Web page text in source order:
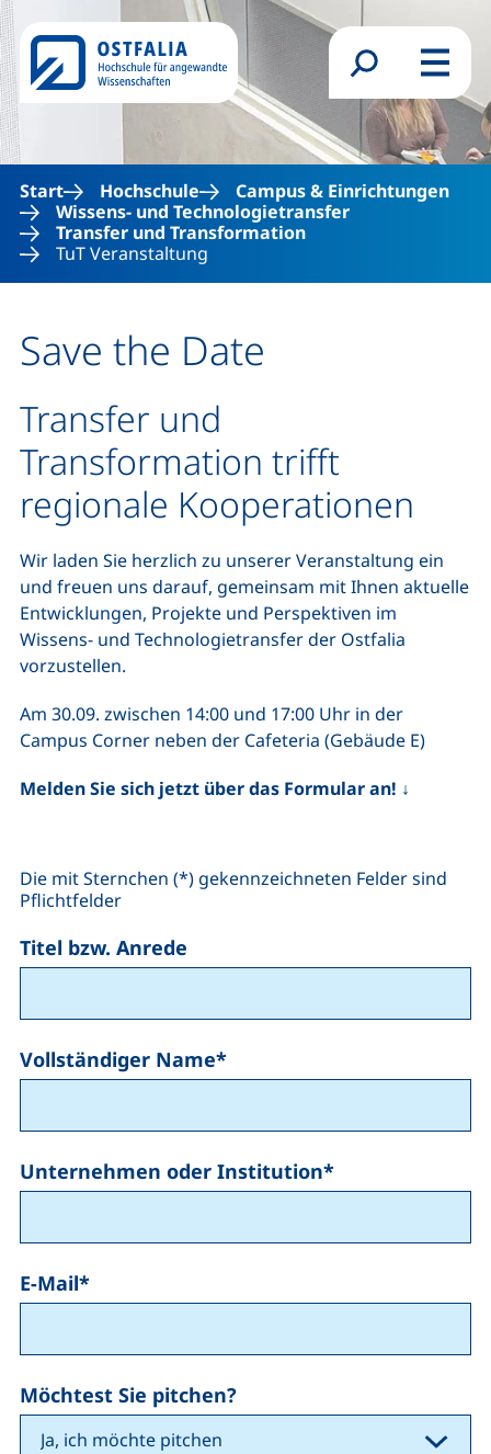
Direkt zum Inhalt
Suchformular
Menü
Start Hochschule
Campus & Einrichtungen
Wissens- und Technologietransfer
Transfer und Transformation
TuT Veranstaltung
Save the Date
Transfer und
Transformation trifft
regionale Kooperationen
Wir laden Sie herzlich zu unserer Veranstaltung ein
und freuen uns darauf, gemeinsam mit Ihnen aktuelle
Entwicklungen, Projekte und Perspektiven im
Wissens- und Technologietransfer der Ostfalia
vorzustellen.
Am 30.09. zwischen 14:00 und 17:00 Uhr in der
Campus Corner neben der Cafeteria (Gebäude E)
Melden Sie sich jetzt über das Formular an! ↓
Die mit Sternchen (*) gekennzeichneten Felder sind
Pflichtfelder
Titel bzw. Anrede
Vollständiger Name*
Unternehmen oder Institution*
E-Mail*
Möchtest Sie pitchen?